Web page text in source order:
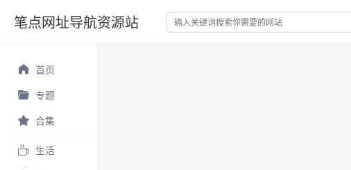
笔点网址导航资源站
首页
专题
合集
生活